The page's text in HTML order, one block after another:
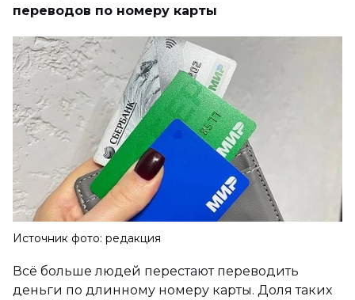
переводов по номеру карты
Источник фото: редакция
Всё больше людей перестают переводить
деньги по длинному номеру карты. Доля таких